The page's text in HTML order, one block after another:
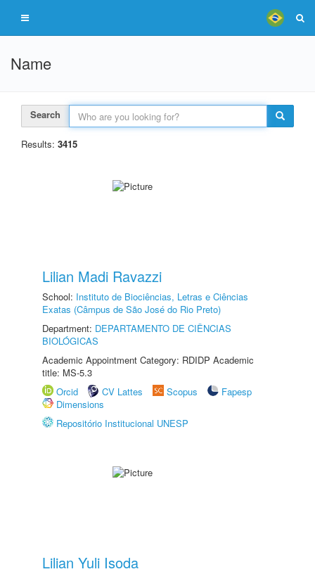
Name
Search
Results: 3415
Lilian Madi Ravazzi
School: Instituto de Biociências, Letras e Ciências
Exatas (Câmpus de São José do Rio Preto)
Department: DEPARTAMENTO DE CIÊNCIAS
BIOLÓGICAS
Academic Appointment Category: RDIDP Academic
title: MS-5.3
Orcid
CV Lattes Scopus
Fapesp
Dimensions
Repositório Institucional UNESP
Lilian Yuli Isoda